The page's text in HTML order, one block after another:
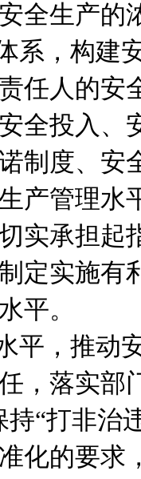
全生产的
系，构
任人的安
全投入、
制度、安
产管理水
实承担起
定实施有
平。
平，推
，落实部
持“打非治
化的要求